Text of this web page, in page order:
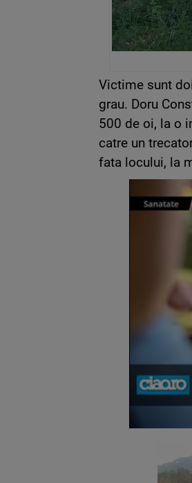
Victime sunt
grau. Doru
500 de oi, la o
catre un
fata locului, la